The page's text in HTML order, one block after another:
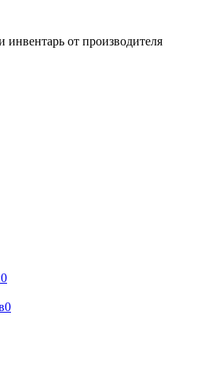
от производителя
0
0